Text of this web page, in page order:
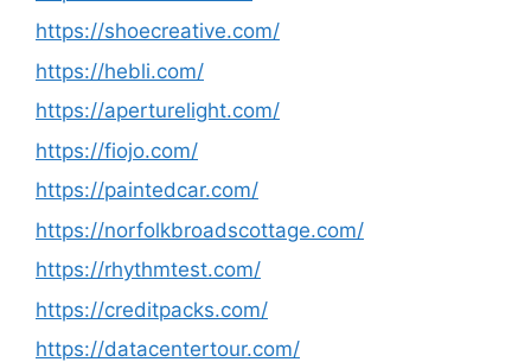
https://shoecreative.com/
https://hebli.com/
https://aperturelight.com/
https://fiojo.com/
https://paintedcar.com/
https://norfolkbroadscottage.com/
https://rhythmtest.com/
https://creditpacks.com/
https://datacentertour.com/